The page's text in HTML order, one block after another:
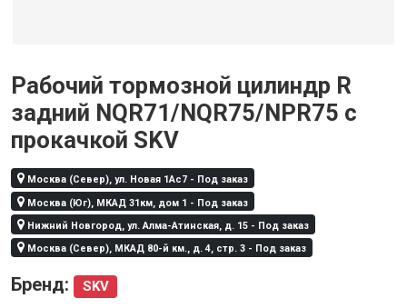
Рабочий тормозной цилиндр R
задний NQR71/NQR75/NPR75 с
прокачкой SKV
Москва (Север), ул. Новая 1Ас7 - Под заказ
Москва (Юг), МКАД 31км, дом 1 - Под заказ
Нижний Новгород, ул. Алма-Атинская, д. 15 - Под заказ
Москва (Север), МКАД 80-й км., д. 4, стр. 3 - Под заказ
Бренд: SKV